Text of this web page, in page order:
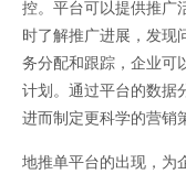
控。平台可以提供推广
时了解推广进展，发现
务分配和跟踪，企业可
计划。通过平台的数据
进而制定更科学的营销
地推单平台的出现，为